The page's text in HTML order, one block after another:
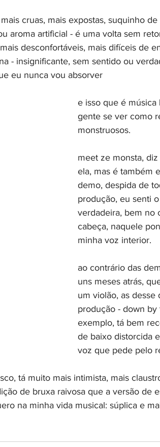
cruas, mais expostas, suquinho
aroma artificial - é uma volta sem
desconfortáveis, mais difíceis de
- insignificante, sem sentido ou
eu nunca vou absorver
e isso que é música
gente se ver como
monstruosos.
meet ze monsta,
ela, mas é também
demo, despida de
produção, eu senti
verdadeira, bem no
cabeça, naquele
minha voz interior.
ao contrário das
uns meses atrás,
um violão, as
produção - down by
exemplo, tá bem
de baixo distorcida
voz que pede pelo
tá muito mais intimista, mais
de bruxa raivosa que a versão de
na minha vida musical: súplica e